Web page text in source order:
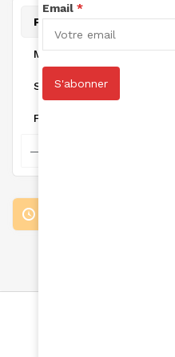
Personal
Mentions
Suivi
Favorites
Email *
S'abonner